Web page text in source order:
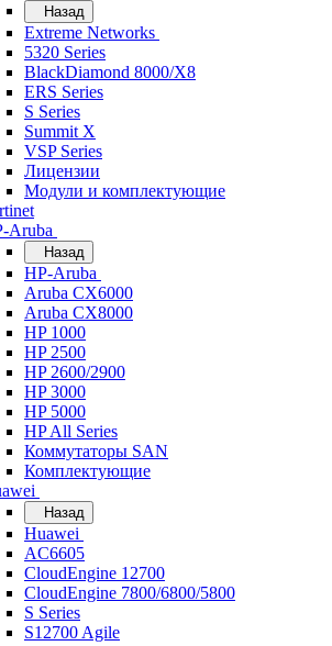
Назад
Extreme Networks
5320 Series
BlackDiamond 8000/X8
ERS Series
S Series
Summit X
VSP Series
Лицензии
Модули и комплектующие
Aruba
Назад
HP-Aruba
Aruba CX6000
Aruba CX8000
HP 1000
HP 2500
HP 2600/2900
HP 3000
HP 5000
HP All Series
Коммутаторы SAN
Комплектующие
Назад
Huawei
AC6605
CloudEngine 12700
CloudEngine 7800/6800/5800
S Series
S12700 Agile